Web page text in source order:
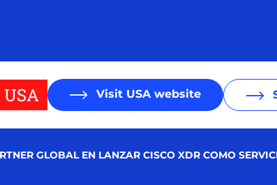
Visit USA website
GLOBAL EN LANZAR CISCO XDR COMO